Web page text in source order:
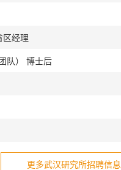
区经理
队） 博士后
更多武汉研究所招聘信息